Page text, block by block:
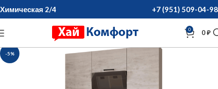
Химическая 2/4 +7 (951) 509-04-98
0 0₽
-5%